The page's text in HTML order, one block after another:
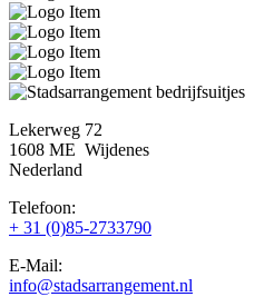
Lekerweg 72
1608 ME Wijdenes
Nederland
Telefoon:
+ 31 (0)85-2733790
E-Mail:
info@stadsarrangement.nl